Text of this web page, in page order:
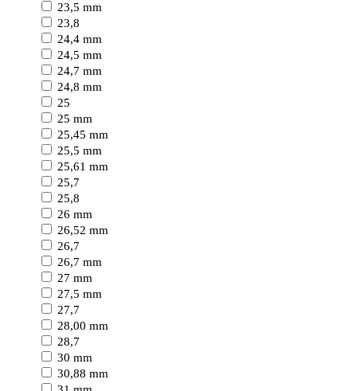
23,5 mm
23,8
24,4 mm
24,5 mm
24,7 mm
24,8 mm
25
25 mm
25,45 mm
25,5 mm
25,61 mm
25,7
25,8
26 mm
26,52 mm
26,7
26,7 mm
27 mm
27,5 mm
27,7
28,00 mm
28,7
30 mm
30,88 mm